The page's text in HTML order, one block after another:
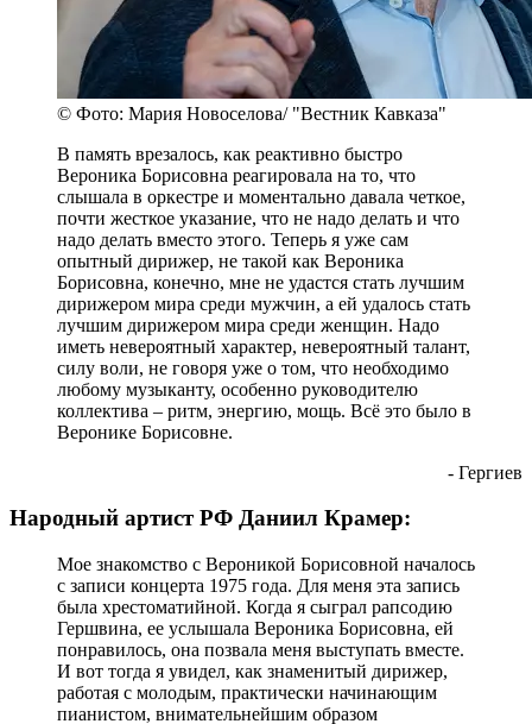
© Фото: Мария Новоселова/ "Вестник Кавказа"
В память врезалось, как реактивно быстро
Вероника Борисовна реагировала на то, что
слышала в оркестре и моментально давала четкое,
почти жесткое указание, что не надо делать и что
надо делать вместо этого. Теперь я уже сам
опытный дирижер, не такой как Вероника
Борисовна, конечно, мне не удастся стать лучшим
дирижером мира среди мужчин, а ей удалось стать
лучшим дирижером мира среди женщин. Надо
иметь невероятный характер, невероятный талант,
силу воли, не говоря уже о том, что необходимо
любому музыканту, особенно руководителю
коллектива – ритм, энергию, мощь. Всё это было в
Веронике Борисовне.
- Гергиев
Народный артист РФ Даниил Крамер:
Мое знакомство с Вероникой Борисовной началось
с записи концерта 1975 года. Для меня эта запись
была хрестоматийной. Когда я сыграл рапсодию
Гершвина, ее услышала Вероника Борисовна, ей
понравилось, она позвала меня выступать вместе.
И вот тогда я увидел, как знаменитый дирижер,
работая с молодым, практически начинающим
пианистом, внимательнейшим образом